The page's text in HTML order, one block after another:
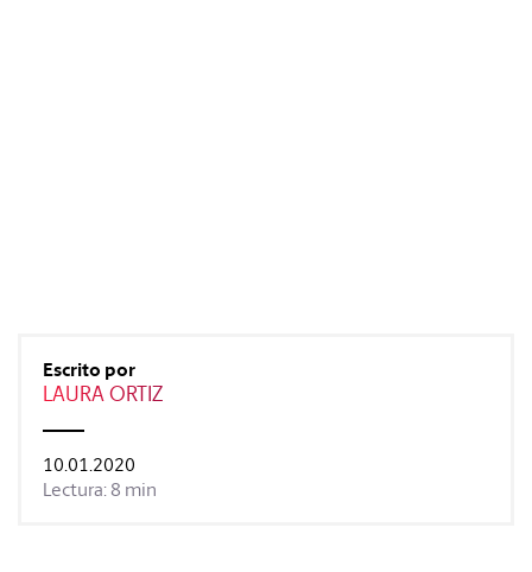
Escrito por
LAURA ORTIZ
10.01.2020
Lectura: 8 min